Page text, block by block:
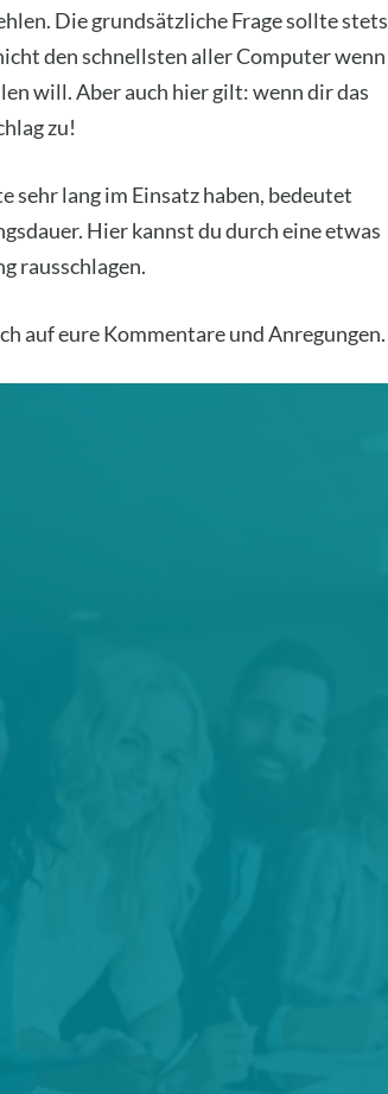
Die grund­sätz­li­che Fra­ge soll­te stets
den schnells­ten aller Com­pu­ter wenn
will. Aber auch hier gilt: wenn dir das
zu!
sehr lang im Ein­satz haben, bedeu­tet
Hier kannst du durch eine etwas
raus­schla­gen.
auf eure Kom­men­ta­re und Anre­gun­gen.